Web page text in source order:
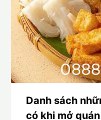
Danh sách
có khi mở